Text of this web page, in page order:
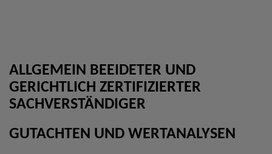
ALLGEMEIN BEEIDETER UND
GERICHTLICH ZERTIFIZIERTER
SACHVERSTÄNDIGER
GUTACHTEN UND WERTANALYSEN